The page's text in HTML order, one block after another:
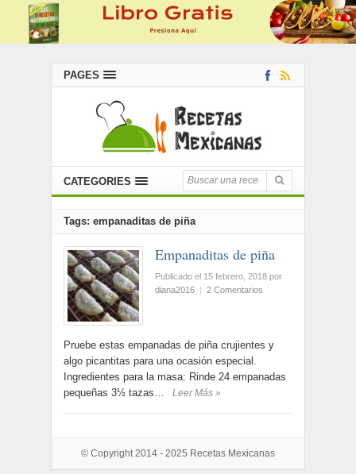
PAGES
CATEGORIES
Tags: empanaditas de piña
Empanaditas de piña
Publicado el 15 febrero, 2018 por
diana2016 | 2 Comentarios
Pruebe estas empanadas de piña crujientes y
algo picantitas para una ocasión especial.
Ingredientes para la masa: Rinde 24 empanadas
pequeñas 3½ tazas…
Leer Más »
© Copyright 2014 - 2025 Recetas Mexicanas